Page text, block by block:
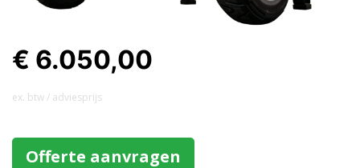
€ 6.050,00
ex. btw / adviesprijs
Offerte aanvragen